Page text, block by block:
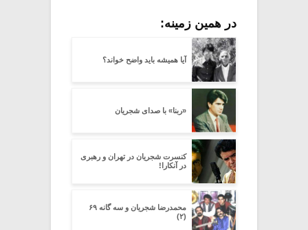
در همین زمینه:
آیا همیشه باید واضح خواند؟
«ربنا» با صدای شجریان
کنسرت شجریان در تهران و رهبری
در آنکارا!
محمدرضا شجریان و سه گانه ۶۹
(۲)